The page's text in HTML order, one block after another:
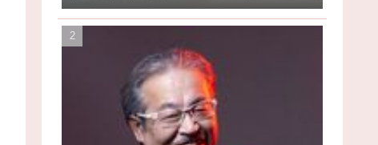
になってしまったって」